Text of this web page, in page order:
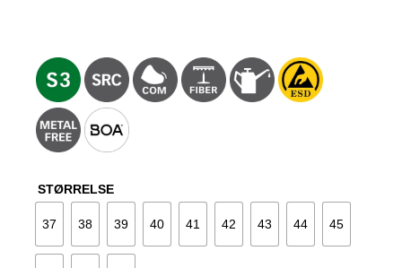
STØRRELSE
37 38 39 40 41 42 43 44 45